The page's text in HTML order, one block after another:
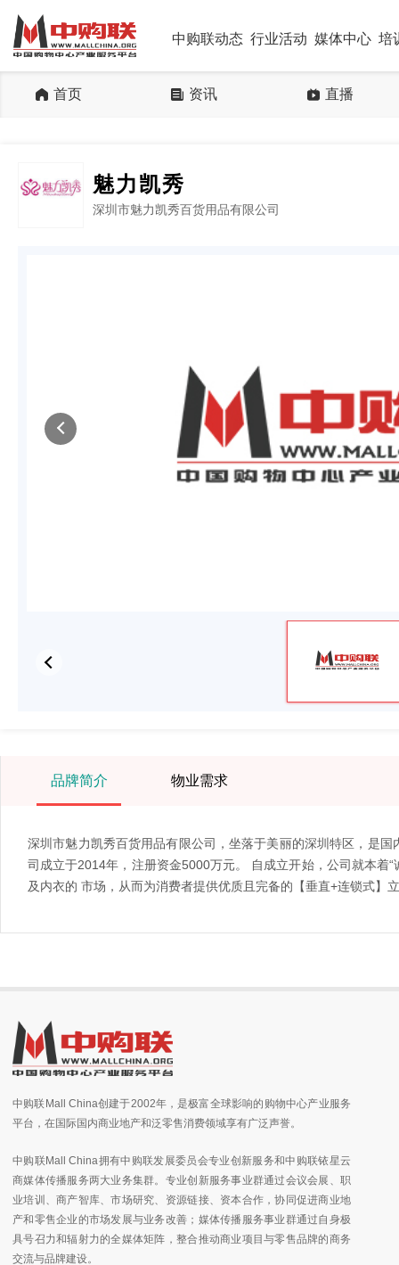
中购联动态 行业活动 媒体中心 培
首页 资讯 直播
魅力凯秀
深圳市魅力凯秀百货用品有限公司
品牌简介 物业需求
深圳市魅力凯秀百货用品有限公司，坐落于美丽的深圳特区，是
司成立于2014年，注册资金5000万元。 自成立开始，公司就本着
及内衣的 市场，从而为消费者提供优质且完备的【垂直+连锁式】
中购联Mall China创建于2002年，是极富全球影响的购物中心产业服务
平台，在国际国内商业地产和泛零售消费领域享有广泛声誉。
中购联Mall China拥有中购联发展委员会专业创新服务和中购联铱星云
商媒体传播服务两大业务集群。专业创新服务事业群通过会议会展、职
业培训、商产智库、市场研究、资源链接、资本合作，协同促进商业地
产和零售企业的市场发展与业务改善；媒体传播服务事业群通过自身极
具号召力和辐射力的全媒体矩阵，整合推动商业项目与零售品牌的商务
交流与品牌建设。